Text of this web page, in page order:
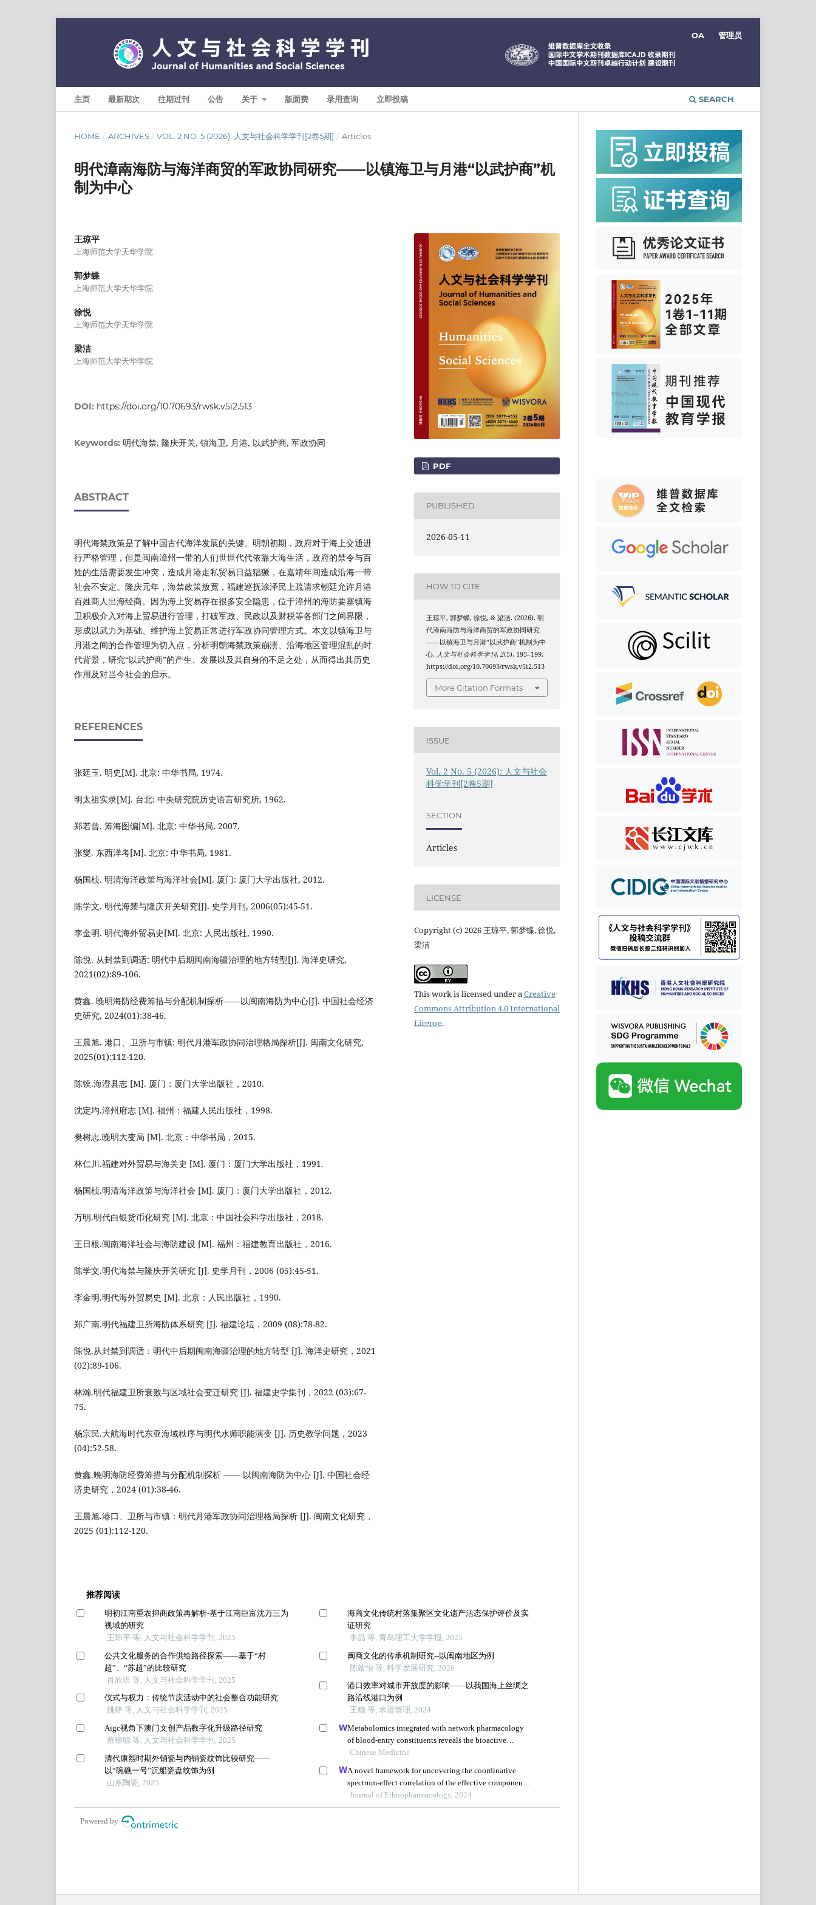
主页 最新期次 往期过刊 公告 关于 版面费 录用查询 立即投稿 SEARCH
OA 管理员
HOME / ARCHIVES / VOL. 2 NO. 5 (2026): 人文与社会科学学刊[2卷5期] / Articles
明代漳南海防与海洋商贸的军政协同研究——以镇海卫与月港“以武护商”机
制为中心
王琼平
上海师范大学天华学院
郭梦蝶
上海师范大学天华学院
徐悦
上海师范大学天华学院
梁洁
上海师范大学天华学院
DOI: https://doi.org/10.70693/rwsk.v5i2.513
Keywords: 明代海禁, 隆庆开关, 镇海卫, 月港, 以武护商, 军政协同
ABSTRACT
明代海禁政策是了解中国古代海洋发展的关键。明朝初期，政府对于海上交通进
行严格管理，但是闽南漳州一带的人们世世代代依靠大海生活，政府的禁令与百
姓的生活需要发生冲突，造成月港走私贸易日益猖獗，在嘉靖年间造成沿海一带
社会不安定。隆庆元年，海禁政策放宽，福建巡抚涂泽民上疏请求朝廷允许月港
百姓商人出海经商。因为海上贸易存在很多安全隐患，位于漳州的海防要塞镇海
卫积极介入对海上贸易进行管理，打破军政、民政以及财税等各部门之间界限，
形成以武力为基础、维护海上贸易正常进行军政协同管理方式。本文以镇海卫与
月港之间的合作管理为切入点，分析明朝海禁政策崩溃、沿海地区管理混乱的时
代背景，研究“以武护商”的产生、发展以及其自身的不足之处，从而得出其历史
作用及对当今社会的启示。
REFERENCES
张廷玉. 明史[M]. 北京: 中华书局, 1974.
明太祖实录[M]. 台北: 中央研究院历史语言研究所, 1962.
郑若曾. 筹海图编[M]. 北京: 中华书局, 2007.
张燮. 东西洋考[M]. 北京: 中华书局, 1981.
杨国桢. 明清海洋政策与海洋社会[M]. 厦门: 厦门大学出版社, 2012.
陈学文. 明代海禁与隆庆开关研究[J]. 史学月刊, 2006(05):45-51.
李金明. 明代海外贸易史[M]. 北京: 人民出版社, 1990.
陈悦. 从封禁到调适: 明代中后期闽南海疆治理的地方转型[J]. 海洋史研究,
2021(02):89-106.
黄鑫. 晚明海防经费筹措与分配机制探析——以闽南海防为中心[J]. 中国社会经济
史研究, 2024(01):38-46.
王晨旭. 港口、卫所与市镇: 明代月港军政协同治理格局探析[J]. 闽南文化研究,
2025(01):112-120.
陈镆.海澄县志 [M]. 厦门：厦门大学出版社，2010.
沈定均.漳州府志 [M]. 福州：福建人民出版社，1998.
樊树志.晚明大变局 [M]. 北京：中华书局，2015.
林仁川.福建对外贸易与海关史 [M]. 厦门：厦门大学出版社，1991.
杨国桢.明清海洋政策与海洋社会 [M]. 厦门：厦门大学出版社，2012.
万明.明代白银货币化研究 [M]. 北京：中国社会科学出版社，2018.
王日根.闽南海洋社会与海防建设 [M]. 福州：福建教育出版社，2016.
陈学文.明代海禁与隆庆开关研究 [J]. 史学月刊，2006 (05):45-51.
李金明.明代海外贸易史 [M]. 北京：人民出版社，1990.
郑广南.明代福建卫所海防体系研究 [J]. 福建论坛，2009 (08):78-82.
陈悦.从封禁到调适：明代中后期闽南海疆治理的地方转型 [J]. 海洋史研究，2021
(02):89-106.
林瀚.明代福建卫所衰败与区域社会变迁研究 [J]. 福建史学集刊，2022 (03):67-
75.
杨宗民.大航海时代东亚海域秩序与明代水师职能演变 [J]. 历史教学问题，2023
(04):52-58.
黄鑫.晚明海防经费筹措与分配机制探析 —— 以闽南海防为中心 [J]. 中国社会经
济史研究，2024 (01):38-46.
王晨旭.港口、卫所与市镇：明代月港军政协同治理格局探析 [J]. 闽南文化研究，
2025 (01):112-120.
PDF
PUBLISHED
2026-05-11
HOW TO CITE
王琼平, 郭梦蝶, 徐悦, & 梁洁. (2026). 明
代漳南海防与海洋商贸的军政协同研究
——以镇海卫与月港“以武护商”机制为中
心. 人文与社会科学学刊,2(5), 195–199.
https://doi.org/10.70693/rwsk.v5i2.513
More Citation Formats
ISSUE
Vol. 2 No. 5 (2026): 人文与社会
科学学刊[2卷5期]
SECTION
Articles
LICENSE
Copyright (c) 2026 王琼平, 郭梦蝶, 徐悦,
梁洁
This work is licensed under a Creative
Commons Attribution 4.0 International
License.
推荐阅读
明初江南重农抑商政策再解析-基于江南巨富沈万三为
视域的研究
王琼平 等, 人文与社会科学学刊, 2025
公共文化服务的合作供给路径探索——基于“村
超”、“苏超”的比较研究
肖欣语 等, 人文与社会科学学刊, 2025
仪式与权力：传统节庆活动中的社会整合功能研究
姚铮 等, 人文与社会科学学刊, 2025
Aigc视角下澳门文创产品数字化升级路径研究
蔡镕聪 等, 人文与社会科学学刊, 2025
清代康熙时期外销瓷与内销瓷纹饰比较研究——
以“碗礁一号”沉船瓷盘纹饰为例
山东陶瓷, 2025
海商文化传统村落集聚区文化遗产活态保护评价及实
证研究
李晶 等, 青岛理工大学学报, 2025
闽商文化的传承机制研究--以闽南地区为例
陈婧怡 等, 科学发展研究, 2026
港口效率对城市开放度的影响——以我国海上丝绸之
路沿线港口为例
王稳 等, 水运管理, 2024
Metabolomics integrated with network pharmacology
of blood-entry constituents reveals the bioactive
component of xuefu zhuyu decoction and its
Chinese Medicine
A novel framework for uncovering the coordinative
spectrum-effect correlation of the effective components
of yangyin tongnao granules on cerebral ischemia-
reperfusion injury in rats
Journal of Ethnopharmacology, 2024
Powered by